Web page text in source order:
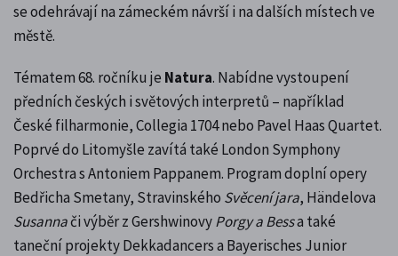
se odehrávají na zámeckém návrší i na dalších místech ve
městě.
Tématem 68. ročníku je Natura. Nabídne vystoupení
předních českých i světových interpretů – například
České filharmonie, Collegia 1704 nebo Pavel Haas Quartet.
Poprvé do Litomyšle zavítá také London Symphony
Orchestra s Antoniem Pappanem. Program doplní opery
Bedřicha Smetany, Stravinského Svěcení jara, Händelova
Susannači výběr z GershwinovyPorgy a Bessa také
taneční projekty Dekkadancers a Bayerisches Junior